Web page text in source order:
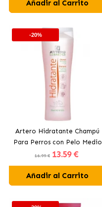
Añadir al Carrito
-20%
Artero Hidratante Champú
Para Perros con Pelo Medio
y Largo
16.99 € 13.59 €
Añadir al Carrito